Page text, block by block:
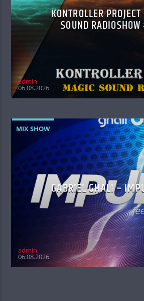
KONTROLLER
SOUND
admin
06.08.2026
MIX SHOW
GABRIEL GHALI –
admin
06.08.2026